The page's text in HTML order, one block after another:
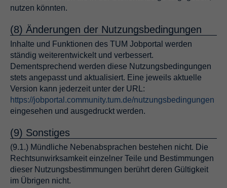
nutzen könnten.
(8) Änderungen der Nutzungsbedingungen
Inhalte und Funktionen des TUM Jobportal werden
ständig weiterentwickelt und verbessert.
Dementsprechend werden diese Nutzungsbedingungen
stets angepasst und aktualisiert. Eine jeweils aktuelle
Version kann jederzeit unter der URL:
https://jobportal.community.tum.de/nutzungsbedingungen
eingesehen und ausgedruckt werden.
(9) Sonstiges
(9.1.) Mündliche Nebenabsprachen bestehen nicht. Die
Rechtsunwirksamkeit einzelner Teile und Bestimmungen
dieser Nutzungsbestimmungen berührt deren Gültigkeit
im Übrigen nicht.